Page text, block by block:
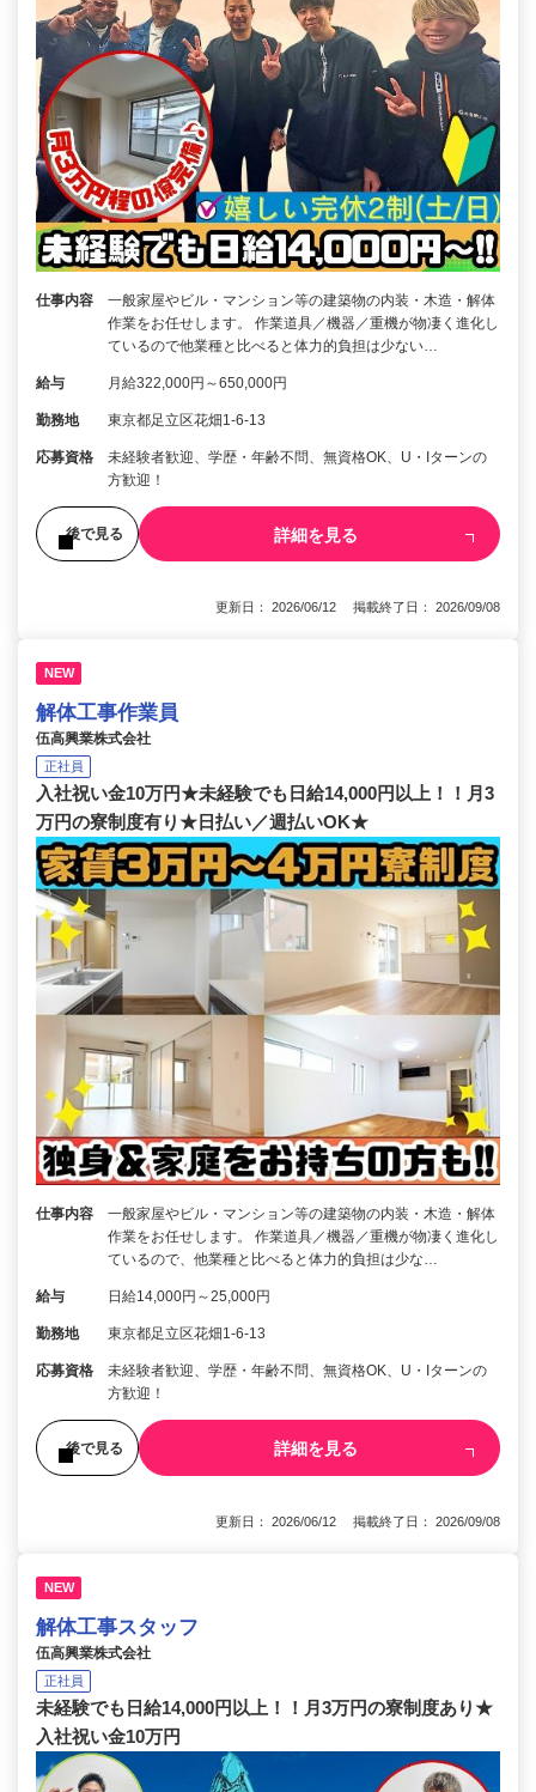
仕事内容
一般家屋やビル・マンション等の建築物の内装・木造・解体
作業をお任せします。 作業道具／機器／重機が物凄く進化し
ているので他業種と比べると体力的負担は少ない…
給与 月給322,000円～650,000円
勤務地 東京都足立区花畑1-6-13
応募資格
未経験者歓迎、学歴・年齢不問、無資格OK、U・Iターンの
方歓迎！
後で見る 詳細を見る
更新日： 2026/06/12 掲載終了日： 2026/09/08
NEW
解体工事作業員
伍高興業株式会社
正社員
入社祝い金10万円★未経験でも日給14,000円以上！！月3
万円の寮制度有り★日払い／週払いOK★
仕事内容
一般家屋やビル・マンション等の建築物の内装・木造・解体
作業をお任せします。 作業道具／機器／重機が物凄く進化し
ているので、他業種と比べると体力的負担は少な…
給与 日給14,000円～25,000円
勤務地 東京都足立区花畑1-6-13
応募資格
未経験者歓迎、学歴・年齢不問、無資格OK、U・Iターンの
方歓迎！
後で見る 詳細を見る
更新日： 2026/06/12 掲載終了日： 2026/09/08
NEW
解体工事スタッフ
伍高興業株式会社
正社員
未経験でも日給14,000円以上！！月3万円の寮制度あり★
入社祝い金10万円